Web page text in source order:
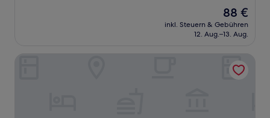
Der
Preis
beträgt
88 €
inkl. Steuern & Gebühren
12. Aug.–13. Aug.